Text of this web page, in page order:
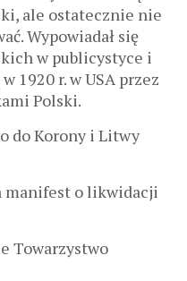
ale ostatecznie nie
Wypowiadał się
w publicystyce i
1920 r. w USA przez
Polski.
do Korony i Litwy
manifest o likwidacji
Towarzystwo